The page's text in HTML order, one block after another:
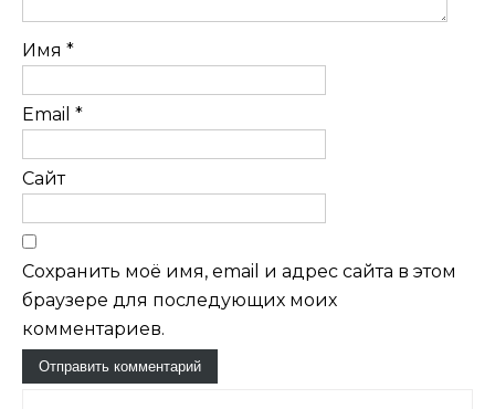
Имя *
Email *
Сайт
Сохранить моё имя, email и адрес сайта в этом
браузере для последующих моих
комментариев.